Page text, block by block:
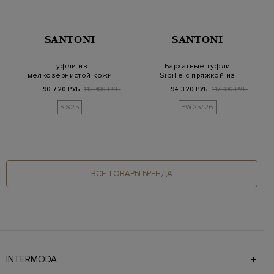
SANTONI
Туфли из
мелкозернистой кожи
Buckle
90 720 РУБ. 113 400 РУБ.
SS25
SANTONI
Бархатные туфли
Sibille с пряжкой из
94 320 РУБ. 117 900 РУБ.
FW25/26
ВСЕ ТОВАРЫ БРЕНДА
INTERMODA